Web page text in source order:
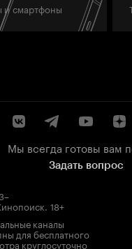
и смартфоны
Мы всегда готовы вам
Задать вопрос
. 18+
каналы
для бесплатного
круглосуточно